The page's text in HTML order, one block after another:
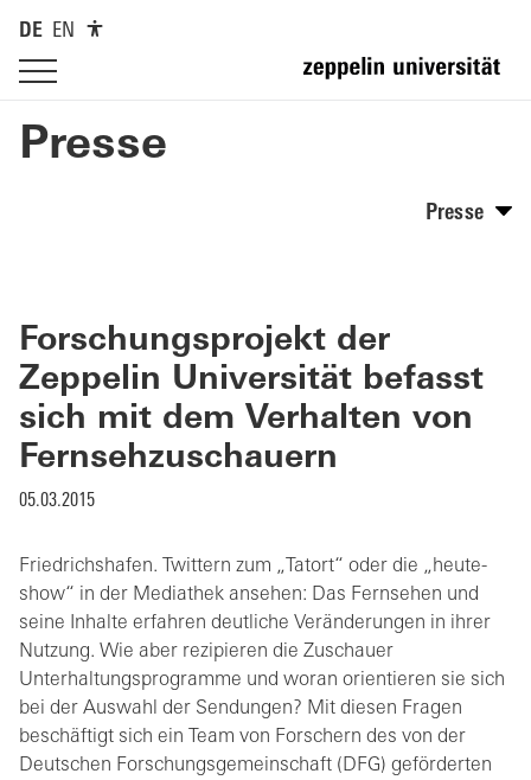
DE EN
Presse
Presse
Forschungsprojekt der
Zeppelin Universität befasst
sich mit dem Verhalten von
Fernsehzuschauern
05.03.2015
Friedrichshafen. Twittern zum „Tatort“ oder die „heute-
show“ in der Mediathek ansehen: Das Fernsehen und
seine Inhalte erfahren deutliche Veränderungen in ihrer
Nutzung. Wie aber rezipieren die Zuschauer
Unterhaltungsprogramme und woran orientieren sie sich
bei der Auswahl der Sendungen? Mit diesen Fragen
beschäftigt sich ein Team von Forschern des von der
Deutschen Forschungsgemeinschaft (DFG) geförderten